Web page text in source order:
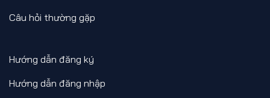
Câu hỏi thường gặp
Hướng dẫn đăng ký
Hướng dẫn đăng nhập